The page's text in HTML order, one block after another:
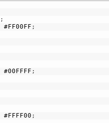
;
#FF00FF ;
#00FFFF ;
#FFFF00 ;